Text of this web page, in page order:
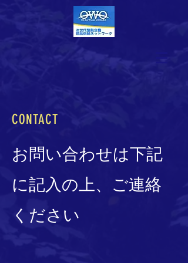
CONTACT
お問い合わせは下記
に記入の上、ご連絡
ください